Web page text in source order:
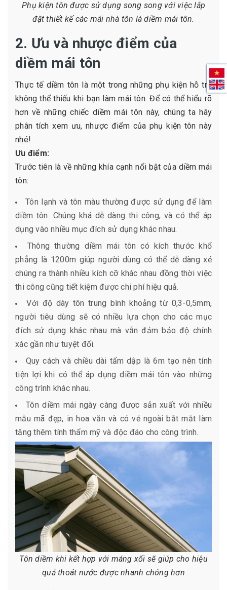
Phụ kiện tôn được sử dụng song song với việc lắp
đặt thiết kế các mái nhà tôn là diềm mái tôn.
2. Ưu và nhược điểm của
diềm mái tôn
Thực tế diềm tôn là một trong những phụ kiện hỗ trợ
không thể thiếu khi bạn làm mái tôn. Để có thể hiểu rõ
hơn về những chiếc diềm mái tôn này, chúng ta hãy
phân tích xem ưu, nhược điểm của phụ kiện tôn này
nhé!
Ưu điểm:
Trước tiên là về những khía cạnh nổi bật của diềm mái
tôn:
Tôn lạnh và tôn màu thường được sử dụng để làm
diềm tôn. Chúng khá dễ dàng thi công, và có thể áp
dụng vào nhiều mục đích sử dụng khác nhau.
Thông thường diềm mái tôn có kích thước khổ
phẳng là 1200m giúp người dùng có thể dễ dàng xẻ
chúng ra thành nhiều kích cỡ khác nhau đồng thời việc
thi công cũng tiết kiệm được chi phí hiệu quả.
Với độ dày tôn trung bình khoảng từ 0,3-0,5mm,
người tiêu dùng sẽ có nhiều lựa chọn cho các mục
đích sử dụng khác nhau mà vẫn đảm bảo độ chính
xác gần như tuyệt đối.
Quy cách và chiều dài tấm dập là 6m tạo nên tính
tiện lợi khi có thể áp dụng diềm mái tôn vào những
công trình khác nhau.
Tôn diềm mái ngày càng được sản xuất với nhiều
mẫu mã đẹp, in hoa văn và có vẻ ngoài bắt mắt làm
tăng thêm tính thẩm mỹ và độc đáo cho công trình.
Tôn diềm khi kết hợp với máng xối sẽ giúp cho hiệu
quả thoát nước được nhanh chóng hơn